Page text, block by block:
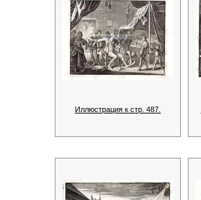
Иллюстрация к стр. 487.